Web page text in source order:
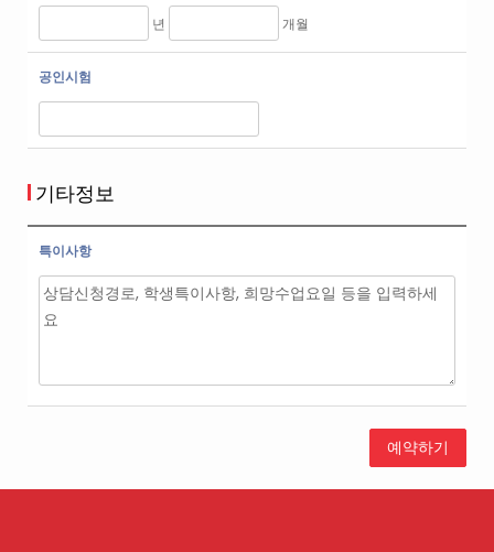
년 개월
공인시험
기타정보
특이사항
예약하기